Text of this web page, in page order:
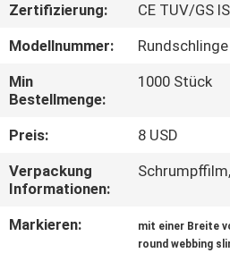
FABRIK-
AUSFLUG
TRETEN
SIE
MIT
Zertifizierung:
CE TUV/GS
Modellnummer:
Rundschlinge
Min
Bestellmenge:
1000 Stück
Preis:
8 USD
Verpackung
Informationen:
Markieren: mit einer Breite
round webbing